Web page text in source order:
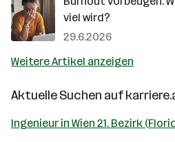
viel wird?
29.6.2026
Weitere Artikel anzeigen
Aktuelle Suchen auf
Ingenieur in Wien 21. Bezirk